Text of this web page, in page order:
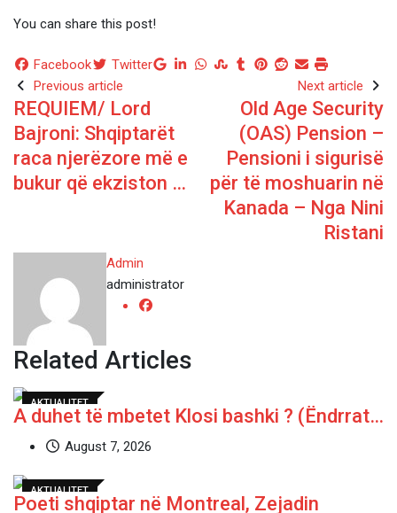
You can share this post!
Facebook Twitter Google+
LinkedIn
Whatsapp
StumbleUpon
TumblrPinterest
RedditShare
via
Email
Previous article
REQUIEM/ Lord
Bajroni: Shqiptarët
raca njerëzore më e
bukur që ekziston …
Next article
Old Age Security
(OAS) Pension –
Pensioni i sigurisë
për të moshuarin në
Kanada – Nga Nini
Ristani
Admin
administrator
Related Articles
AKTUALITET
A duhet të mbetet Klosi bashki ? (Ëndrrat…
August 7, 2026
AKTUALITET
Poeti shqiptar në Montreal, Zejadin